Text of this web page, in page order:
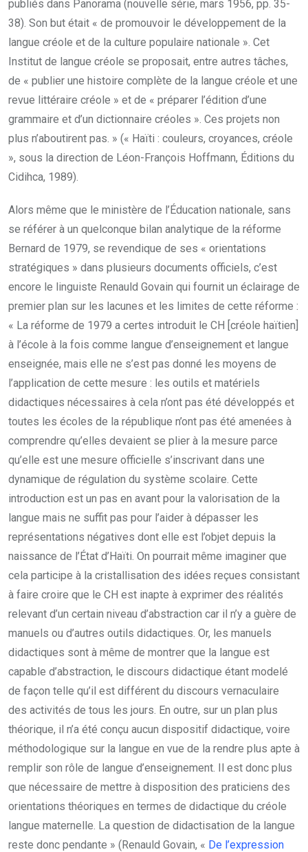
publiés dans Panorama (nouvelle série, mars 1956, pp. 35-
38). Son but était « de promouvoir le développement de la
langue créole et de la culture populaire nationale ». Cet
Institut de langue créole se proposait, entre autres tâches,
de « publier une histoire complète de la langue créole et une
revue littéraire créole » et de « préparer l’édition d’une
grammaire et d’un dictionnaire créoles ». Ces projets non
plus n’aboutirent pas. » (« Haïti : couleurs, croyances, créole
», sous la direction de Léon-François Hoffmann, Éditions du
Cidihca, 1989).
Alors même que le ministère de l’Éducation nationale, sans
se référer à un quelconque bilan analytique de la réforme
Bernard de 1979, se revendique de ses « orientations
stratégiques » dans plusieurs documents officiels, c’est
encore le linguiste Renauld Govain qui fournit un éclairage de
premier plan sur les lacunes et les limites de cette réforme :
« La réforme de 1979 a certes introduit le CH [créole haïtien]
à l’école à la fois comme langue d’enseignement et langue
enseignée, mais elle ne s’est pas donné les moyens de
l’application de cette mesure : les outils et matériels
didactiques nécessaires à cela n’ont pas été développés et
toutes les écoles de la république n’ont pas été amenées à
comprendre qu’elles devaient se plier à la mesure parce
qu’elle est une mesure officielle s’inscrivant dans une
dynamique de régulation du système scolaire. Cette
introduction est un pas en avant pour la valorisation de la
langue mais ne suffit pas pour l’aider à dépasser les
représentations négatives dont elle est l’objet depuis la
naissance de l’État d’Haïti. On pourrait même imaginer que
cela participe à la cristallisation des idées reçues consistant
à faire croire que le CH est inapte à exprimer des réalités
relevant d’un certain niveau d’abstraction car il n’y a guère de
manuels ou d’autres outils didactiques. Or, les manuels
didactiques sont à même de montrer que la langue est
capable d’abstraction, le discours didactique étant modelé
de façon telle qu’il est différent du discours vernaculaire
des activités de tous les jours. En outre, sur un plan plus
théorique, il n’a été conçu aucun dispositif didactique, voire
méthodologique sur la langue en vue de la rendre plus apte à
remplir son rôle de langue d’enseignement. Il est donc plus
que nécessaire de mettre à disposition des praticiens des
orientations théoriques en termes de didactique du créole
langue maternelle. La question de didactisation de la langue
reste donc pendante » (Renauld Govain, « De l’expression